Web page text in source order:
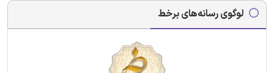
لوگوی رسانه‌های برخط